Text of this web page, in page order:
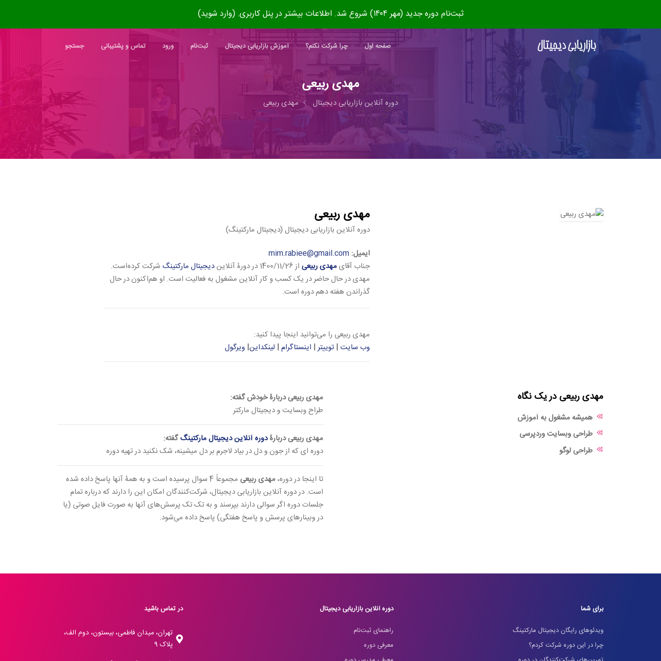
ثبت‌نام دوره جدید (مهر ۱۴۰۴) شروع شد. اطلاعات بیشتر در پنل کاربری. (وارد شوید)
صفحه اول چرا شرکت نکنم؟ آموزش بازاریابی دیجیتال ثبت‌نام ورود تماس و پشتیبانی جستجو
مهدی ربیعی
دوره آنلاین بازاریابی دیجیتال مهدی ربیعی
مهدی ربیعی
دوره آنلاین بازاریابی دیجیتال (دیجیتال مارکتینگ)
ایمیل: mim.rabiee@gmail.com
جناب آقایمهدی ربیعی از 1400/11/26 در دورۀ آنلاین دیجیتال مارکتینگ شرکت کرده‌است.
مهدی در حال حاضر در یک کسب و کار آنلاین مشغول به فعالیت است. او هم‌اکنون در حال
گذراندن هفته دهم دوره است.
مهدی ربیعی را می‌توانید اینجا پیدا کنید:
وب سایت | توییتر | اینستاگرام | لینکداین| ویرگول
مهدی ربیعی در یک نگاه
همیشه مشغول به آموزش
طراحی وبسایت وردپرسی
طراحی لوگو
مهدی ربیعی دربارۀ خودش گفته:
طراح وبسایت و دیجیتال مارکتر
مهدی ربیعی دربارۀدوره آنلاین دیجیتال مارکتینگگفته:
دوره ای که از جون و دل در بیاد لاجرم بر دل میشینه، شک نکنید در تهیه دوره
تا اینجا در دوره،مهدی ربیعی
مجموعاً 4 سوال پرسیده است و به همۀ آنها پاسخ داده شده
است. در دوره آنلاین بازاریابی دیجیتال، شرکت‌کنندگان امکان این را دارند که درباره تمام
جلسات دوره اگر سوالی دارند بپرسند و به تک تک پرسش‌های آنها به صورت فایل صوتی (یا
در وبینارهای پرسش و پاسخ هفتگی) پاسخ داده می‌شود.
برای شما
ویدئوهای رایگان دیجیتال مارکتینگ
چرا در این دوره شرکت کردم؟
دوره آنلاین بازاریابی دیجیتال
راهنمای ثبت‌نام
معرفی دوره
در تماس باشید
تهران، میدان فاطمی، بیستون، دوم الف،
پلاک 9